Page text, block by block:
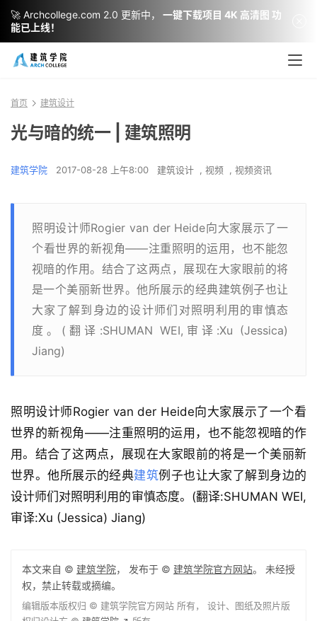
建
筑
室
首页 建筑设计
光与暗的统一 | 建筑照明
建筑学院 2017-08-28 上午8:00 建筑设计 , 视频 , 视频资讯
照明设计师Rogier van der Heide向大家展示了一
个看世界的新视角——注重照明的运用，也不能忽
视暗的作用。结合了这两点，展现在大家眼前的将
是一个美丽新世界。他所展示的经典建筑例子也让
大家了解到身边的设计师们对照明利用的审慎态
度。(翻译:SHUMAN WEI,审译:Xu (Jessica)
Jiang)
照明设计师Rogier van der Heide向大家展示了一个看
世界的新视角——注重照明的运用，也不能忽视暗的作
用。结合了这两点，展现在大家眼前的将是一个美丽新
世界。他所展示的经典建筑例子也让大家了解到身边的
设计师们对照明利用的审慎态度。(翻译:SHUMAN WEI,
审译:Xu (Jessica) Jiang)
本文来自 © 建筑学院， 发布于 © 建筑学院官方网站。 未经授
权，禁止转载或摘编。
编辑版本版权归 © 建筑学院官方网站 所有， 设计、图纸及照片版
🚀 Archcollege.com 2.0 更新中，
一键下载项目 4K 高清图 功
能已上线！